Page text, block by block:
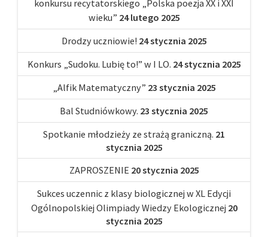
konkursu recytatorskiego „Polska poezja XX i XXI
wieku” 24 lutego 2025
Drodzy uczniowie! 24 stycznia 2025
Konkurs „Sudoku. Lubię to!” w I LO. 24 stycznia 2025
„Alfik Matematyczny” 23 stycznia 2025
Bal Studniówkowy. 23 stycznia 2025
Spotkanie młodzieży ze strażą graniczną. 21
stycznia 2025
ZAPROSZENIE 20 stycznia 2025
Sukces uczennic z klasy biologicznej w XL Edycji
Ogólnopolskiej Olimpiady Wiedzy Ekologicznej 20
stycznia 2025